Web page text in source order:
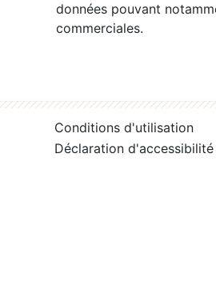
données pouvant
commerciales.
Conditions d'utilisation
Déclaration